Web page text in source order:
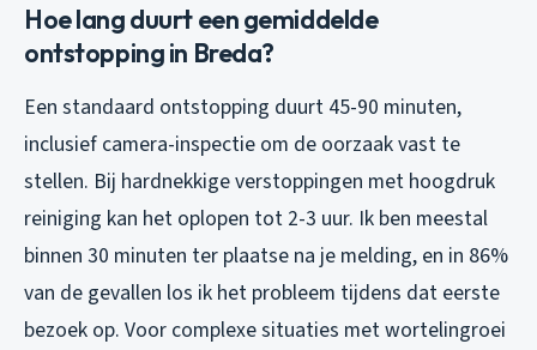
Hoe lang duurt een gemiddelde
ontstopping in Breda?
Een standaard ontstopping duurt 45-90 minuten,
inclusief camera-inspectie om de oorzaak vast te
stellen. Bij hardnekkige verstoppingen met hoogdruk
reiniging kan het oplopen tot 2-3 uur. Ik ben meestal
binnen 30 minuten ter plaatse na je melding, en in 86%
van de gevallen los ik het probleem tijdens dat eerste
bezoek op. Voor complexe situaties met wortelingroei